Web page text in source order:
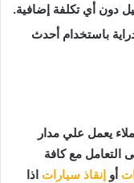
دون أي تكلفة إضافية.
باستخدام أحدث
يعمل علي مدار
التعامل مع كافة
أو إنقاذ سيارات اذا